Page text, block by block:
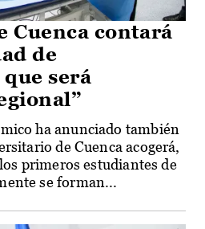
Cuenca contará
de
será
ha anunciado también
de Cuenca acogerá,
primeros estudiantes de
se forman...